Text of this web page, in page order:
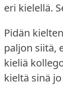
eri kielellä.
Pidän
paljon siitä,
kieliä
kieltä sinä